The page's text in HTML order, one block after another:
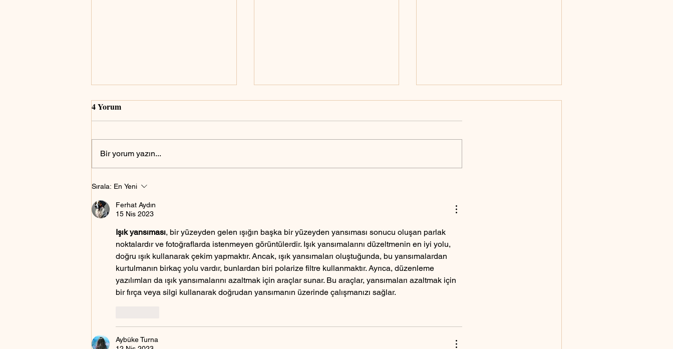
Askerlik için fotoğraf nasıl
olmalıdır?
4 Yorum
Bir yorum yazın...
Sırala: En Yeni
Ferhat Aydın
15 Nis 2023
Işık yansıması, bir yüzeyden gelen ışığın başka bir yüzeyden yansıması sonucu oluşan parlak
noktalardır ve fotoğraflarda istenmeyen görüntülerdir. Işık yansımalarını düzeltmenin en iyi yolu,
doğru ışık kullanarak çekim yapmaktır. Ancak, ışık yansımaları oluştuğunda, bu yansımalardan
kurtulmanın birkaç yolu vardır, bunlardan biri polarize filtre kullanmaktır. Ayrıca, düzenleme
yazılımları da ışık yansımalarını azaltmak için araçlar sunar. Bu araçlar, yansımaları azaltmak için
bir fırça veya silgi kullanarak doğrudan yansımanın üzerinde çalışmanızı sağlar.
Aybüke Turna